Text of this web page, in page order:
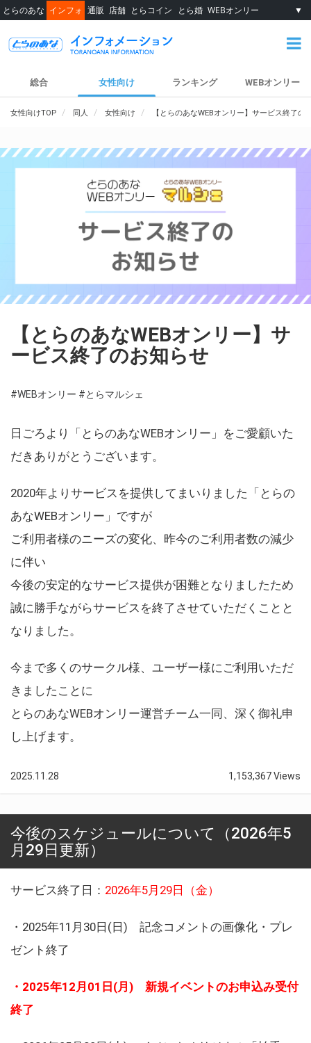
とらのあな インフォ 通販 店舗 とらコイン とら婚 WEBオンリー ▼
総合 女性向け ランキング WEBオンリー
女性向けTOP 同人 女性向け 【とらのあなWEBオンリー】サービス終了の
【とらのあなWEBオンリー】サ
ービス終了のお知らせ
#WEBオンリー #とらマルシェ
日ごろより「とらのあなWEBオンリー」をご愛顧いた
だきありがとうございます。
2020年よりサービスを提供してまいりました「とらの
あなWEBオンリー」ですが
ご利用者様のニーズの変化、昨今のご利用者数の減少
に伴い
今後の安定的なサービス提供が困難となりましたため
誠に勝手ながらサービスを終了させていただくことと
なりました。
今まで多くのサークル様、ユーザー様にご利用いただ
きましたことに
とらのあなWEBオンリー運営チーム一同、深く御礼申
し上げます。
2025.11.28 1,153,367 Views
今後のスケジュールについて（2026年5
月29日更新）
サービス終了日： 2026年5月29日（金）
・2025年11月30日(日) 記念コメントの画像化・プレ
ゼント終了
・2025年12月01日(月) 新規イベントのお申込み受付
終了